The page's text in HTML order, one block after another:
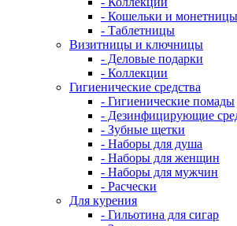
- Кошельки и монетницы
- Таблетницы
Визитницы и ключницы
- Деловые подарки
- Коллекции
Гигиенические средства
- Гигиенические помады
- Дезинфицирующие
- Зубные щетки
- Наборы для душа
- Наборы для женщин
- Наборы для мужчин
- Расчески
Для курения
- Гильотина для сигар